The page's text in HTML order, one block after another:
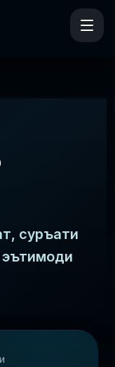
суръати
эътимоди